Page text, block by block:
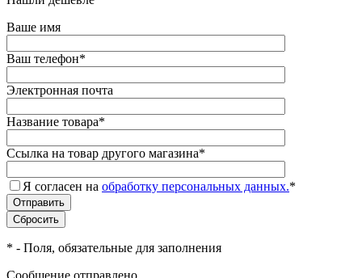
Ваше имя
Ваш телефон*
Электронная почта
Название товара*
Ссылка на товар другого магазина*
Я согласен на обработку персональных данных.*
* - Поля, обязательные для заполнения
Сообщение отправлено